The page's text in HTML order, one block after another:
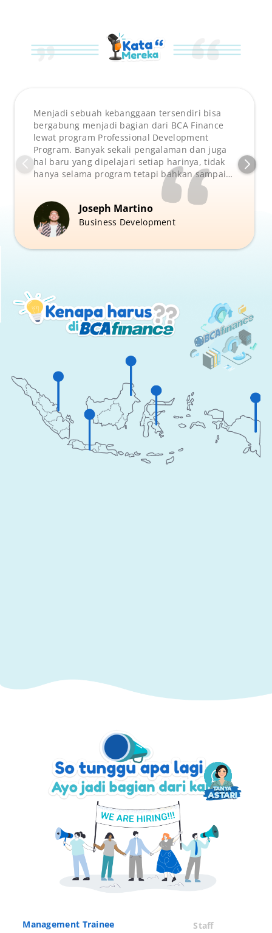
Menjadi sebuah kebanggaan tersendiri bisa
bergabung menjadi bagian dari BCA Finance
lewat program Professional Development
Program. Banyak sekali pengalaman dan juga
hal baru yang dipelajari setiap harinya, tidak
hanya selama program tetapi bahkan sampai
setelah lulus program. Dan berkatnya saya
mampu untuk memaksimalkan setiap potensi
diri
Joseph Martino
Business Development
Management Trainee Staff